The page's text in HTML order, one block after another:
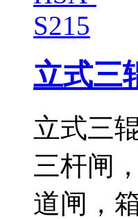
立式三
立式三
三杆闸
道闸，